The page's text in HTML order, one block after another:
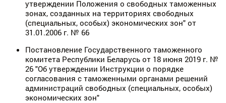
утверждении Положения о свободных таможенных
зонах, созданных на территориях свободных
(специальных, особых) экономических зон" от
31.01.2006 г. № 66
Постановление Государственного таможенного
комитета Республики Беларусь от 18 июня 2019 г. №
26 "Об утверждении Инструкции о порядке
согласования с таможенными органами решений
администраций свободных (специальных, особых)
экономических зон"